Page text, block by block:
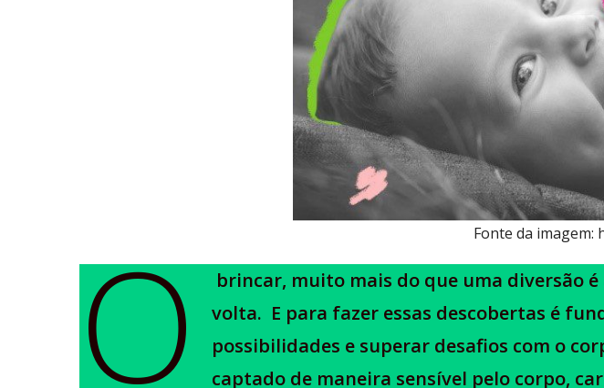
Fonte da
O
brincar, muito mais do que uma diversão
volta. E para fazer essas descobertas é
possibilidades e superar desafios com o
captado de maneira sensível pelo corpo,